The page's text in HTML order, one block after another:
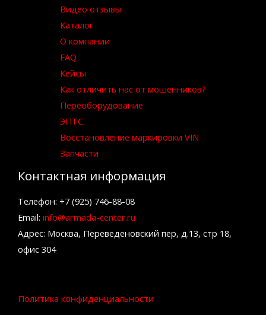
Видео отзывы
Каталог
О компании
FAQ
Кейсы
Как отличить нас от мошенников?
Переоборудование
ЭПТС
Восстановление маркировки VIN
Запчасти
Контактная информация
Телефон: +7 (925) 746-88-08
Email: info@armada-center.ru
Адрес: Москва, Переведеновский пер, д.13, стр 18,
офис 304
Политика конфиденциальности